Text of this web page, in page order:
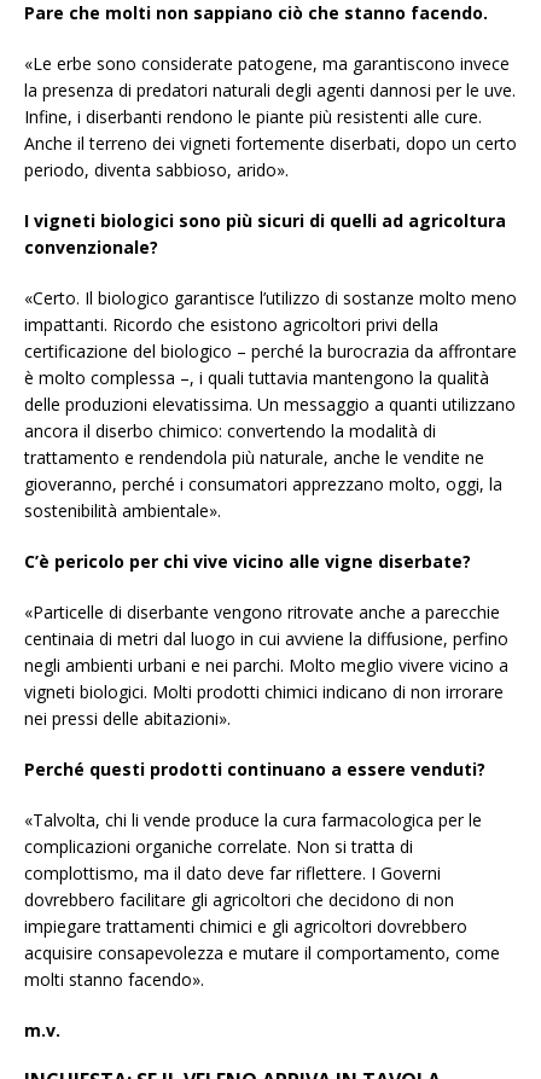
Pare che molti non sappiano ciò che stanno facendo.
«Le erbe sono considerate patogene, ma garantiscono invece
la presenza di predatori naturali degli agenti dannosi per le uve.
Infine, i diserbanti rendono le piante più resistenti alle cure.
Anche il terreno dei vigneti fortemente diserbati, dopo un certo
periodo, diventa sabbioso, arido».
I vigneti biologici sono più sicuri di quelli ad agricoltura
convenzionale?
«Certo. Il biologico garantisce l’utilizzo di sostanze molto meno
impattanti. Ricordo che esistono agricoltori privi della
certificazione del biologico – perché la burocrazia da affrontare
è molto complessa –, i quali tuttavia mantengono la qualità
delle produzioni elevatissima. Un messaggio a quanti utilizzano
ancora il diserbo chimico: convertendo la modalità di
trattamento e rendendola più naturale, anche le vendite ne
gioveranno, perché i consumatori apprezzano molto, oggi, la
sostenibilità ambientale».
C’è pericolo per chi vive vicino alle vigne diserbate?
«Particelle di diserbante vengono ritrovate anche a parecchie
centinaia di metri dal luogo in cui avviene la diffusione, perfino
negli ambienti urbani e nei parchi. Molto meglio vivere vicino a
vigneti biologici. Molti prodotti chimici indicano di non irrorare
nei pressi delle abitazioni».
Perché questi prodotti continuano a essere venduti?
«Talvolta, chi li vende produce la cura farmacologica per le
complicazioni organiche correlate. Non si tratta di
complottismo, ma il dato deve far riflettere. I Governi
dovrebbero facilitare gli agricoltori che decidono di non
impiegare trattamenti chimici e gli agricoltori dovrebbero
acquisire consapevolezza e mutare il comportamento, come
molti stanno facendo».
m.v.